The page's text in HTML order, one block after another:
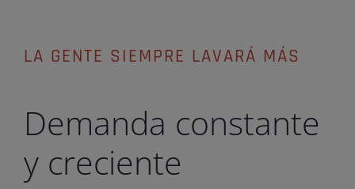
LA GENTE SIEMPRE LAVARÁ MÁS
Demanda constante
y creciente